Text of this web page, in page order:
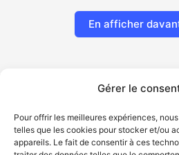
Gérer le
Pour offrir les meilleures expériences,
telles que les cookies pour stocker et/ou
appareils. Le fait de consentir à ces
En afficher